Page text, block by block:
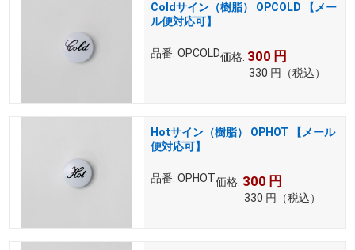
Coldサイン（樹脂） OPCOLD 【メー
ル便対応可】
品番: OPCOLD価格: 300 円
330 円 （税込）
Hotサイン（樹脂） OPHOT 【メール
便対応可】
品番: OPHOT価格: 300 円
330 円 （税込）